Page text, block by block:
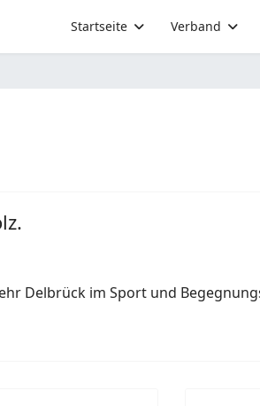
Startseite Verband
Delbrück im Sport und